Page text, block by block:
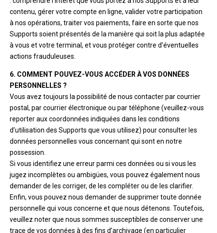
contenu, gérer votre compte en ligne, valider votre participation
à nos opérations, traiter vos paiements, faire en sorte que nos
Supports soient présentés de la manière qui soit la plus adaptée
à vous et votre terminal, et vous protéger contre d’éventuelles
actions frauduleuses.
6. COMMENT POUVEZ-VOUS ACCÉDER À VOS DONNÉES
PERSONNELLES ?
Vous avez toujours la possibilité de nous contacter par courrier
postal, par courrier électronique ou par téléphone (veuillez-vous
reporter aux coordonnées indiquées dans les conditions
d’utilisation des Supports que vous utilisez) pour consulter les
données personnelles vous concernant qui sont en notre
possession.
Si vous identifiez une erreur parmi ces données ou si vous les
jugez incomplètes ou ambigües, vous pouvez également nous
demander de les corriger, de les compléter ou de les clarifier.
Enfin, vous pouvez nous demander de supprimer toute donnée
personnelle qui vous concerne et que nous détenons. Toutefois,
veuillez noter que nous sommes susceptibles de conserver une
trace de vos données à des fins d’archivage (en particulier